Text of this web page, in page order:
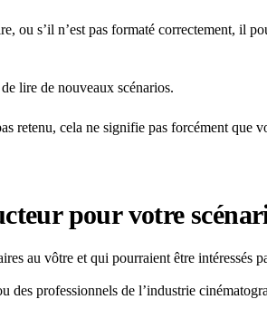
ou s’il n’est pas formaté correctement, il
lire de nouveaux scénarios.
retenu, cela ne signifie pas forcément que
pour votre
au vôtre et qui pourraient être intéressés
des professionnels de l’industrie